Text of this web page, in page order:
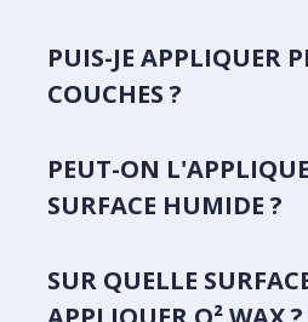
PUIS-JE APPLIQUER
COUCHES ?
PEUT-ON
SURFACE HUMIDE ?
SUR QUELLE